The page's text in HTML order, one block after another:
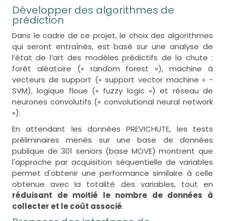
Développer des algorithmes de
prédiction
Dans le cadre de ce projet, le choix des algorithmes
qui seront entraînés, est basé sur une analyse de
l’état de l’art des modèles prédictifs de la chute :
forêt aléatoire (« random forest »), machine à
vecteurs de support (« support vector machine » -
SVM), logique floue (« fuzzy logic ») et réseau de
neurones convolutifs (« convolutional neural network
»).
En attendant les données PREVICHUTE, les tests
préliminaires menés sur une base de données
publique de 301 seniors (base MOVE) montrent que
l'approche par acquisition séquentielle de variables
permet d'obtenir une performance similaire à celle
obtenue avec la totalité des variables, tout en
réduisant de moitié le nombre de données à
collecter et le coût associé.